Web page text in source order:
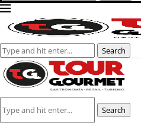
Search